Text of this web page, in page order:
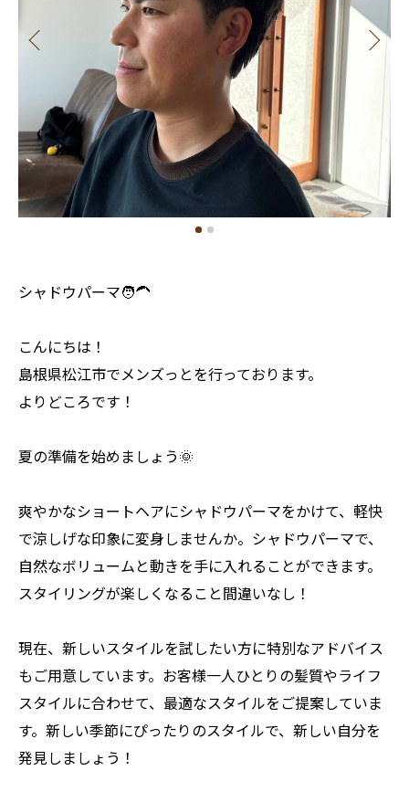
シャドウパーマ🧑‍🦱
こんにちは！
島根県松江市でメンズっとを行っております。
よりどころです！
夏の準備を始めましょう🌞
爽やかなショートヘアにシャドウパーマをかけて、軽快
で涼しげな印象に変身しませんか。シャドウパーマで、
自然なボリュームと動きを手に入れることができます。
スタイリングが楽しくなること間違いなし！
現在、新しいスタイルを試したい方に特別なアドバイス
もご用意しています。お客様一人ひとりの髪質やライフ
スタイルに合わせて、最適なスタイルをご提案していま
す。新しい季節にぴったりのスタイルで、新しい自分を
発見しましょう！